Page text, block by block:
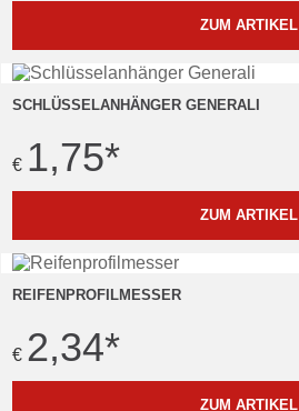
ZUM ARTIKEL
SCHLÜSSELANHÄNGER GENERALI
€ 1,75*
ZUM ARTIKEL
REIFENPROFILMESSER
€ 2,34*
ZUM ARTIKEL